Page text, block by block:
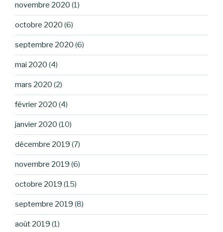
novembre 2020 (1)
octobre 2020 (6)
septembre 2020 (6)
mai 2020 (4)
mars 2020 (2)
février 2020 (4)
janvier 2020 (10)
décembre 2019 (7)
novembre 2019 (6)
octobre 2019 (15)
septembre 2019 (8)
août 2019 (1)